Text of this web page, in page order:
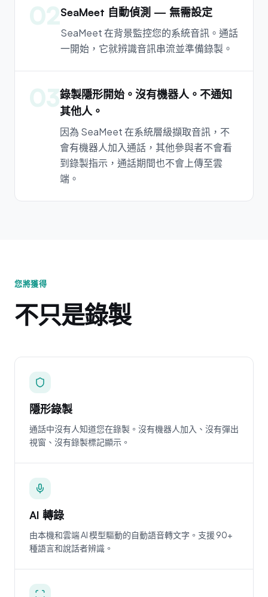
02SeaMeet 自動偵測 — 無需設定
SeaMeet 在背景監控您的系統音訊。通話
一開始，它就辨識音訊串流並準備錄製。
03錄製隱形開始。沒有機器人。不通知
其他人。
因為 SeaMeet 在系統層級擷取音訊，不
會有機器人加入通話，其他參與者不會看
到錄製指示，通話期間也不會上傳至雲
端。
您將獲得
不只是錄製
隱形錄製
通話中沒有人知道您在錄製。沒有機器人加入、沒有彈出
視窗、沒有錄製標記顯示。
AI 轉錄
由本機和雲端 AI 模型驅動的自動語音轉文字。支援 90+
種語言和說話者辨識。